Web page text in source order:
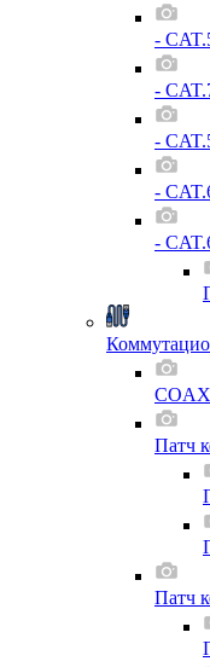
-
-
-
-
-
COAX
Патч
Патч